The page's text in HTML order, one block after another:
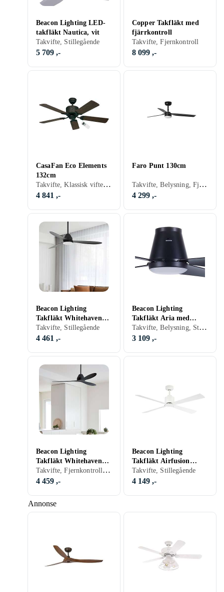
Annonse
Beacon Lighting LED-
takfläkt Nautica, vit
Takvifte, Stillegående
5 709 ,-
Copper Takfläkt med
fjärrkontroll
Takvifte, Fjernkontroll
8 099 ,-
CasaFan Eco Elements
132cm
Takvifte, Klassisk vifte, Belysning, Timer, Fjernkontroll, Stillegående
4 841 ,-
Faro Punt 130cm
Takvifte, Belysning, Fjernkontroll, Stillegående
4 299 ,-
Beacon Lighting
Takfläkt Whitehaven
med LED-ljus, svart
Takvifte, Stillegående
4 461 ,-
Beacon Lighting
Takfläkt Aria med
LED-belysning, svart Takvifte, Belysning, Stillegående
3 109 ,-
Beacon Lighting
Takfläkt Whitehaven
142 cm svart
Takvifte, Fjernkontroll, Stillegående
4 459 ,-
Beacon Lighting
Takfläkt Airfusion
Climate DC
Takvifte, Stillegående
4 149 ,-